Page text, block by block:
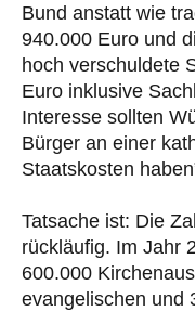
Bund anstatt wie
940.000 Euro und
hoch verschuldete
Euro inklusive
Interesse sollten
Bürger an einer
Staatskosten
Tatsache ist: Die
rückläufig. Im Jahr
600.000
evangelischen und